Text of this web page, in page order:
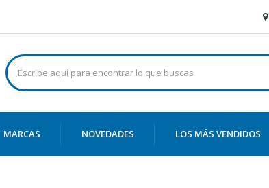
MARCAS NOVEDADES LOS MÁS VENDIDOS